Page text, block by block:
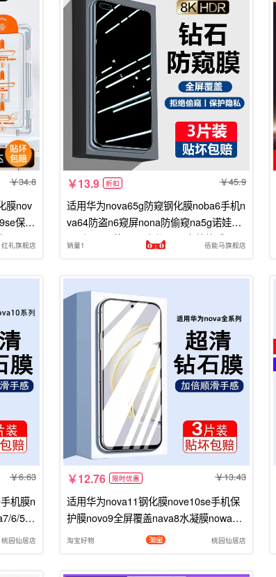
34.8
膜nov
保护
红礼旗舰店
13.9 折扣 45.9
适用华为nova65g防窥钢化膜noba6手机n
va64防盗n6窥屏nona防偷窥na5g诺娃no
ve反nov屏幕nava隐私nona六放偷看
销量1 佰能马旗舰店
6.63
机膜n
6/5玻
桃园仙居店
12.76 限时优惠 13.43
适用华为nova11钢化膜nove10se手机保
护膜novo9全屏覆盖nava8水凝膜nowa7/
6/5玻璃huawei青春se屏幕保护防摔
淘宝好物 桃园仙居店